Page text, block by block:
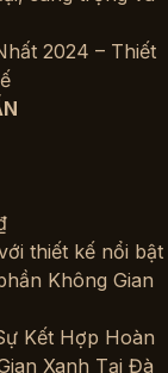
₫.
là:
2024 – Thiết
Giá
hiện
tại
980 ₫.
Kết Hợp Hoàn
Xanh Tại Đà